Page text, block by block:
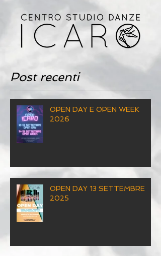
Post recenti
OPEN DAY E OPEN WEEK
2026
OPEN DAY 13 SETTEMBRE
2025